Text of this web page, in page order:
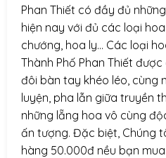
Phan Thiết có đầy đủ
hiện nay với đủ các loại
chướng, hoa ly… Các loại
Thành Phố Phan Thiết
đôi bàn tay khéo léo, cùng
luyện, pha lẫn giữa truyền
những lẵng hoa vô cùng
ấn tượng. Đặc biệt, Chúng
hàng 50.000đ nều bạn